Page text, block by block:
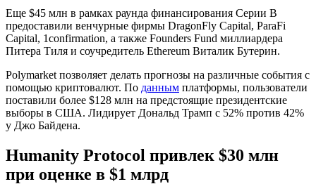
Еще $45 млн в рамках раунда финансирования Серии B
предоставили венчурные фирмы DragonFly Capital, ParaFi
Capital, 1confirmation, а также Founders Fund миллиардера
Питера Тиля и соучредитель Ethereum Виталик Бутерин.
Polymarket позволяет делать прогнозы на различные события с
помощью криптовалют. По данным платформы, пользователи
поставили более $128 млн на предстоящие президентские
выборы в США. Лидирует Дональд Трамп с 52% против 42%
у Джо Байдена.
Humanity Protocol привлек $30 млн
при оценке в $1 млрд